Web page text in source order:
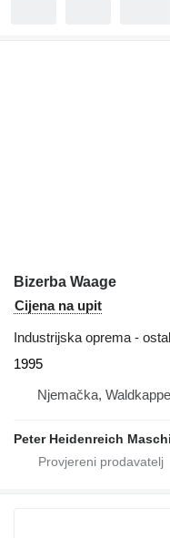
Bizerba Waage
Cijena na upit
Industrijska oprema -
1995
Njemačka,